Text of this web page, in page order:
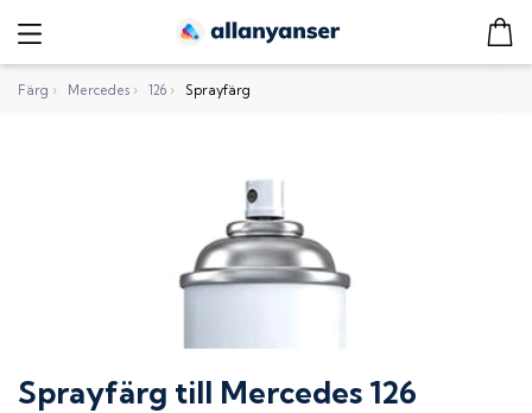
Färg › Mercedes › 126 › Sprayfärg
Sprayfärg till Mercedes 126